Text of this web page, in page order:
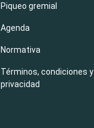
Piqueo gremial
Agenda
Normativa
Términos, condiciones y
privacidad